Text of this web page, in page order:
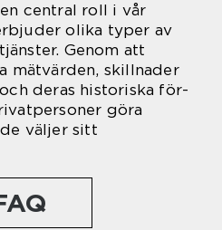
central roll i vår
olika typer av
Genom att
mätvärden, skillnader
deras historiska för-
göra
väljer sitt